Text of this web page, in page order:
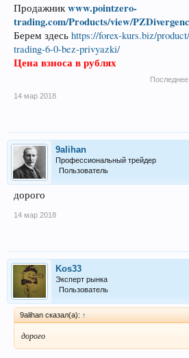
Продажникwww.pointzero-
trading.com/Products/view/
Берем здесь https://forex-kurs.biz/
trading-6-0-bez-privyazki/
Цена взноса в рублях
14 мар 2018
9alihan
Профессиональный трейдер
Пользователь
дорого
14 мар 2018
Kos33
Эксперт рынка
Пользователь
9alihan сказал(а): ↑
дорого